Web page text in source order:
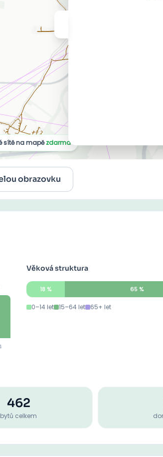
obrazovku
Věková struktura
18 % 65%
0–14 let 15–64 let 65+ let
462
bytů celkem